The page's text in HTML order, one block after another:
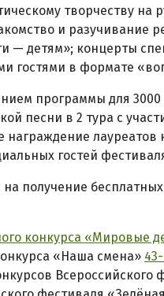
творчеству
и разучивание
— детям»; концерты
гостями в формате
программы для 3000
песни в 2 тура с
награждение лауреатов
гостей
получение
конкурса «Мировые
«Наша смена»